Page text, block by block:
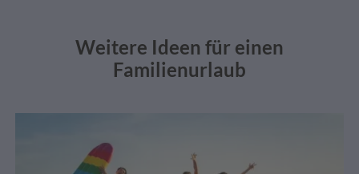
Weitere Ideen für einen
Familienurlaub